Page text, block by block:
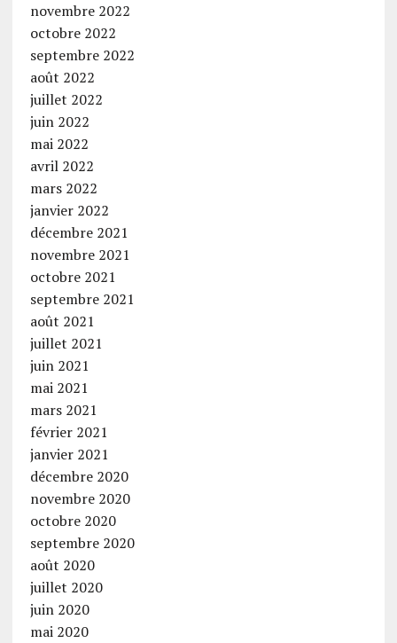
novembre 2022
octobre 2022
septembre 2022
août 2022
juillet 2022
juin 2022
mai 2022
avril 2022
mars 2022
janvier 2022
décembre 2021
novembre 2021
octobre 2021
septembre 2021
août 2021
juillet 2021
juin 2021
mai 2021
mars 2021
février 2021
janvier 2021
décembre 2020
novembre 2020
octobre 2020
septembre 2020
août 2020
juillet 2020
juin 2020
mai 2020